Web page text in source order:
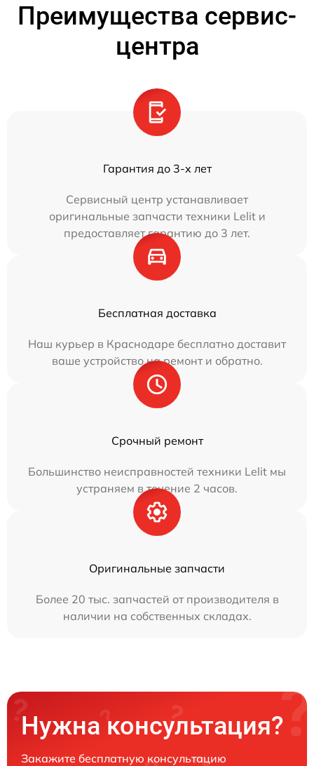
Преимущества сервис-
центра
Гарантия до 3-х лет
Сервисный центр устанавливает
оригинальные запчасти техники Lelit и
предоставляет гарантию до 3 лет.
Бесплатная доставка
Наш курьер в Краснодаре бесплатно доставит
ваше устройство на ремонт и обратно.
Срочный ремонт
Большинство неисправностей техники Lelit мы
устраняем в течение 2 часов.
Оригинальные запчасти
Более 20 тыс. запчастей от производителя в
наличии на собственных складах.
Нужна консультация?
Закажите бесплатную консультацию